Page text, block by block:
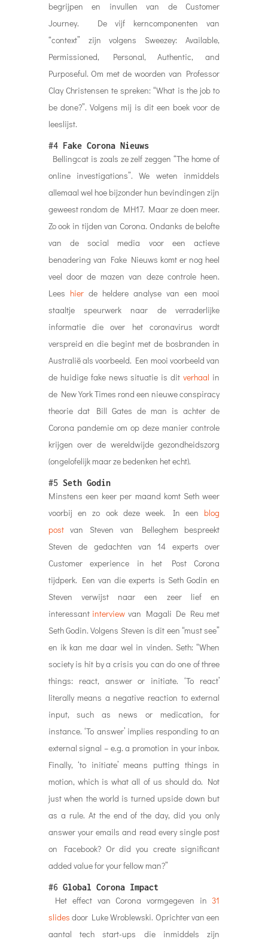
begrijpen en invullen van de Customer
Journey. De vijf kerncomponenten van
“context” zijn volgens Sweezey: Available,
Permissioned, Personal, Authentic, and
Purposeful. Om met de woorden van Professor
Clay Christensen te spreken: “What is the job to
be done?”. Volgens mij is dit een boek voor de
leeslijst.
#4 Fake Corona Nieuws
Bellingcat is zoals ze zelf zeggen “The home of
online investigations”. We weten inmiddels
allemaal wel hoe bijzonder hun bevindingen zijn
geweest rondom de MH17. Maar ze doen meer.
Zo ook in tijden van Corona. Ondanks de belofte
van de social media voor een actieve
benadering van Fake Nieuws komt er nog heel
veel door de mazen van deze controle heen.
Lees hierde heldere analyse van een mooi
staaltje speurwerk naar de verraderlijke
informatie die over het coronavirus wordt
verspreid en die begint met de bosbranden in
Australië als voorbeeld. Een mooi voorbeeld van
de huidige fake news situatie is ditverhaal in
de New York Times rond een nieuwe conspiracy
theorie dat Bill Gates de man is achter de
Corona pandemie om op deze manier controle
krijgen over de wereldwijde gezondheidszorg
(ongelofelijk maar ze bedenken het echt).
#5 Seth Godin
Minstens een keer per maand komt Seth weer
voorbij en zo ook deze week. In eenblog
postvan Steven van Belleghem bespreekt
Steven de gedachten van 14 experts over
Customer experience in het Post Corona
tijdperk. Een van die experts is Seth Godin en
Steven verwijst naar een zeer lief en
interessant interview van Magali De Reu met
Seth Godin. Volgens Steven is dit een “must see”
en ik kan me daar wel in vinden. Seth: “When
society is hit by a crisis you can do one of three
things: react, answer or initiate. ‘To react’
literally means a negative reaction to external
input, such as news or medication, for
instance. ‘To answer’ implies responding to an
external signal – e.g. a promotion in your inbox.
Finally, ‘to initiate’ means putting things in
motion, which is what all of us should do. Not
just when the world is turned upside down but
as a rule. At the end of the day, did you only
answer your emails and read every single post
on Facebook? Or did you create significant
added value for your fellow man?”
#6 Global Corona Impact
Het effect van Corona vormgegeven in 31
slides door Luke Wroblewski. Oprichter van een
aantal tech start-ups die inmiddels zijn